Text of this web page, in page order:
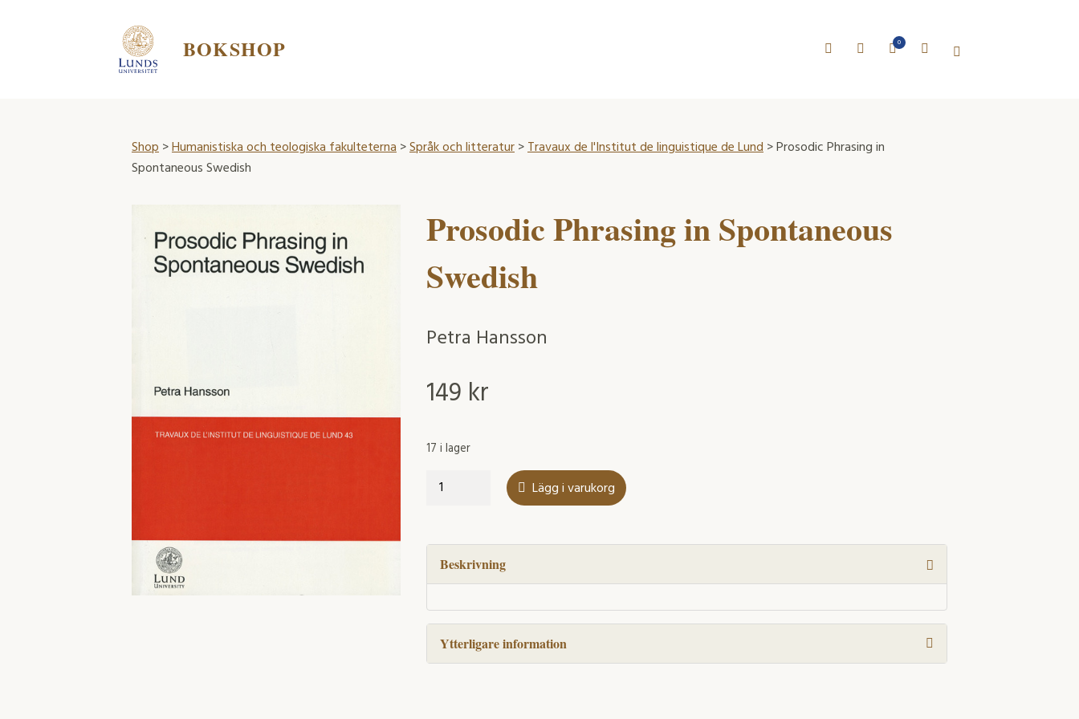
BOKSHOP 0
Shop>Humanistiska och teologiska fakulteterna>Språk och litteratur>Travaux de l'Institut de linguistique de Lund> Prosodic Phrasing in
Spontaneous Swedish
Prosodic Phrasing in Spontaneous
Swedish
Petra Hansson
149 kr
17 i lager
Prosodic
Spontaneous
Swedish
mängd
Lägg i varukorg
Beskrivning
Ytterligare information